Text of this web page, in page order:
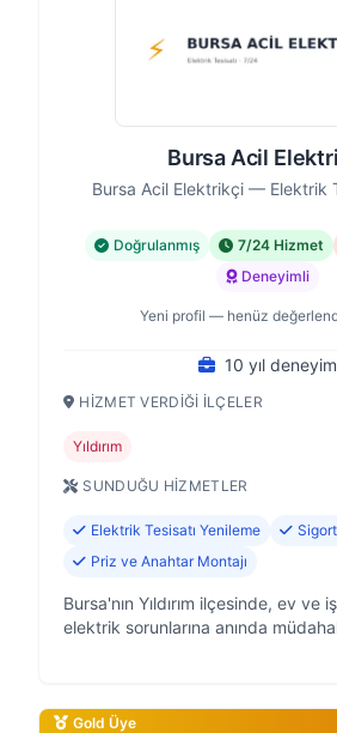
Bursa Acil
Bursa Acil Elektrikçi — Elektrik
Doğrulanmış 7/24 Hizmet
Deneyimli
Yeni profil — henüz
10 yıl deneyim
HIZMET VERDIĞI İLÇELER
Yıldırım
SUNDUĞU HIZMETLER
Elektrik Tesisatı Yenileme
Priz ve Anahtar Montajı
Bursa'nın Yıldırım ilçesinde, ev ve
elektrik sorunlarına anında
Gold Üye